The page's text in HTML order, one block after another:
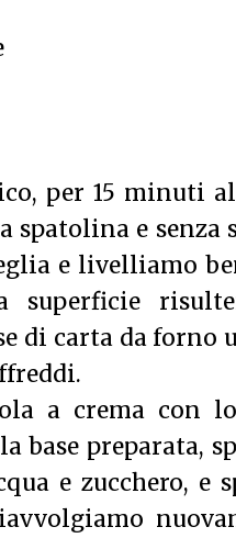
per 15 minuti
spatolina e senza
e livelliamo
di carta da forno
a crema con
preparata,
e zucchero, e